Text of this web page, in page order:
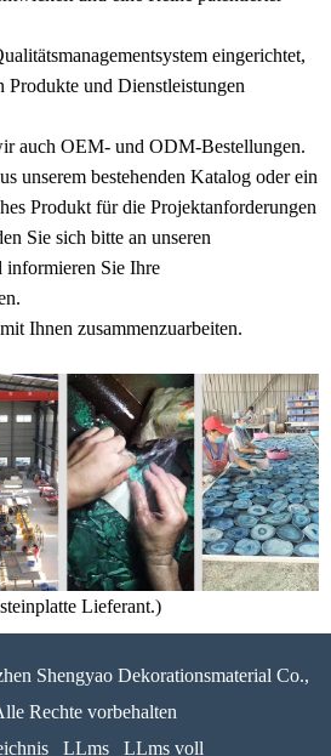
eingerichtet,
Produkte und Dienstleistungen
auch OEM- und ODM-Bestellungen.
unserem bestehenden Katalog oder ein
Produkt für die Projektanforderungen
Sie sich bitte an unseren
informieren Sie Ihre
Ihnen zusammenzuarbeiten.
Lieferant.)
Shengyao Dekorationsmaterial Co.,
Rechte vorbehalten
LLms LLms voll